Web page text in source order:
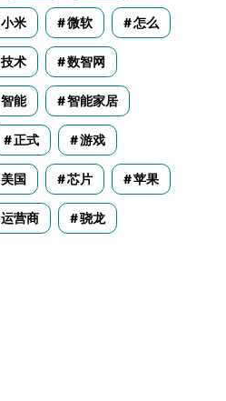
小米 微软 怎么
技术 数智网
智能 智能家居
正式 游戏
美国 芯片 苹果
运营商 骁龙